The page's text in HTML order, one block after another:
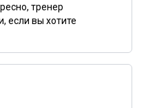
тренер
если вы хотите